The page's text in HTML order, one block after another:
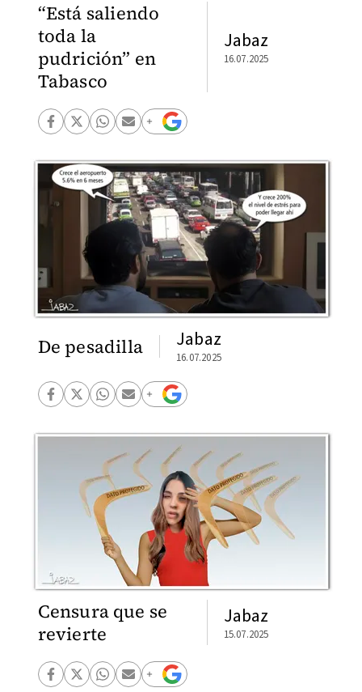
“Está saliendo
toda la
pudrición” en
Tabasco
Jabaz
16.07.2025
De pesadilla Jabaz
16.07.2025
Censura que se
revierte
Jabaz
15.07.2025